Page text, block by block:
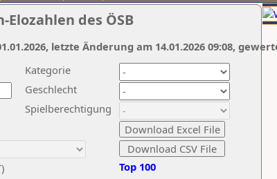
des ÖSB
Kategorie
Geschlecht
Spielberechtigung
Top 100
letzte Änderung am 14.01.2026 09:08,